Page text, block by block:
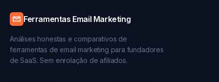
Ferramentas Email Marketing
Análises honestas e comparativos de
ferramentas de email marketing para fundadores
de SaaS. Sem enrolação de afiliados.